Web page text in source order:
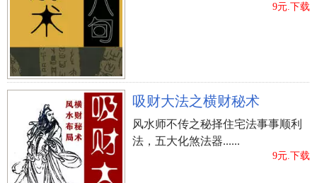
9元.下载
吸财大法之横财秘术
风水师不传之秘择住宅法事事顺利
法，五大化煞法器......
9元.下载